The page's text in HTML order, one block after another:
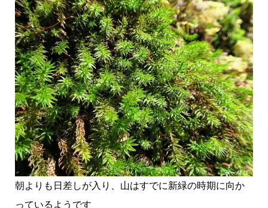
朝よりも日差しが入り、山はすでに新緑の時期に向か
っているようです